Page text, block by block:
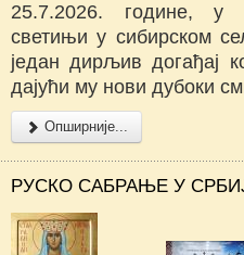
25.7.2026. године, у
светињи у сибирском
један дирљив догађај
дајући му нови дубоки
Опширније...
РУСКО САБРАЊЕ У